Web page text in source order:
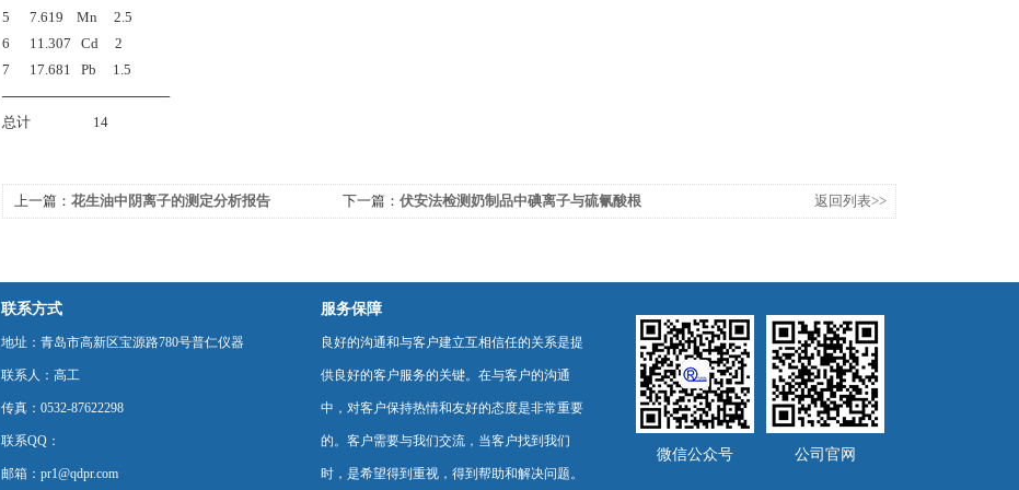
5 7.619 Mn 2.5
6 11.307 Cd 2
7 17.681 Pb 1.5
─────────────────
总计 14
上一篇： 花生油中阴离子的测定分析报告 下一篇： 伏安法检测奶制品中碘离子与硫氰酸根
返回列表>>
联系方式
地址：青岛市高新区宝源路780号普仁仪器
联系人：高工
传真：0532-87622298
联系QQ：
邮箱：pr1@qdpr.com
服务保障
良好的沟通和与客户建立互相信任的关系是提
供良好的客户服务的关键。在与客户的沟通
中，对客户保持热情和友好的态度是非常重要
的。客户需要与我们交流，当客户找到我们
时，是希望得到重视，得到帮助和解决问题。
微信公众号 公司官网